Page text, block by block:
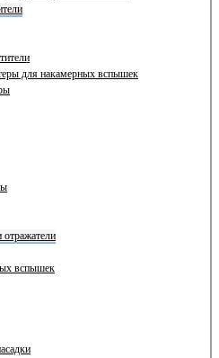
для накамерных вспышек
вспышек